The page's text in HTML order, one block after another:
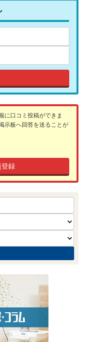
に口コミ投稿ができま
示板へ回答を送ることが
登録